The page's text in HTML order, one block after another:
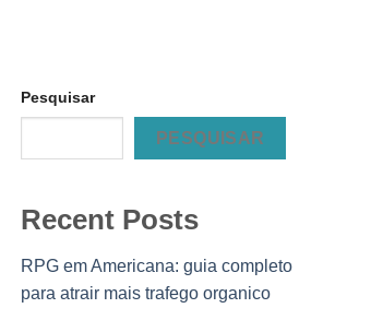
Pesquisar
PESQUISAR
Recent Posts
RPG em Americana: guia completo
para atrair mais trafego organico